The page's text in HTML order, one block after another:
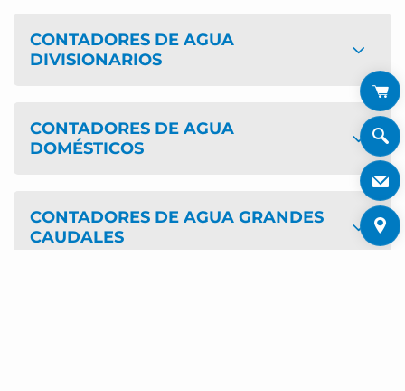
CONTADORES DE AGUA
DIVISIONARIOS
CONTADORES DE AGUA
DOMÉSTICOS
CONTADORES DE AGUA GRANDES
CAUDALES